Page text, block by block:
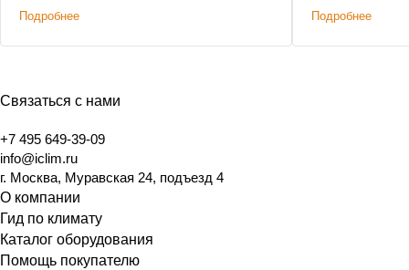
Подробнее Подробнее
Связаться с нами
+7 495 649-39-09
info@iclim.ru
г. Москва, Муравская 24, подъезд 4
О компании
Гид по климату
Каталог оборудования
Помощь покупателю